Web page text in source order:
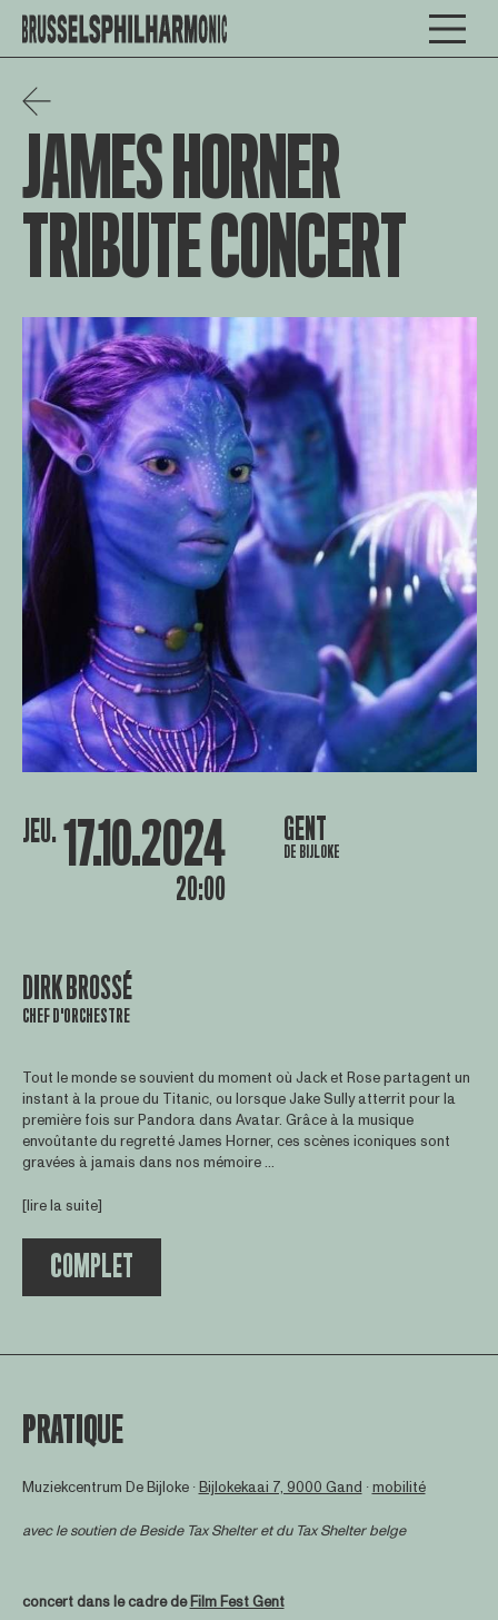
JAMES HORNER
TRIBUTE CONCERT
JEU. 17.10.2024
20:00
GENT
DE BIJLOKE
DIRK BROSSÉ
CHEF D'ORCHESTRE
Tout le monde se souvient du moment où Jack et Rose partagent un
instant à la proue du Titanic, ou lorsque Jake Sully atterrit pour la
première fois sur Pandora dans Avatar. Grâce à la musique
envoûtante du regretté James Horner, ces scènes iconiques sont
gravées à jamais dans nos mémoire ...
[lire la suite]
COMPLET
PRATIQUE
Muziekcentrum De Bijloke ∙Bijlokekaai 7, 9000 Gand ∙mobilité
avec le soutien deBeside Tax Shelteret du Tax Shelter belge
concert dans le cadre deFilm Fest Gent